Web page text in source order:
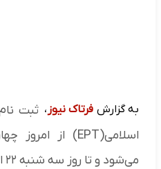
به گزارش فرتاک نیوز ، ثبت
می‌شود و تا روز سه شنبه ۲۲ اردیبهشت ماه ادامه دارد.